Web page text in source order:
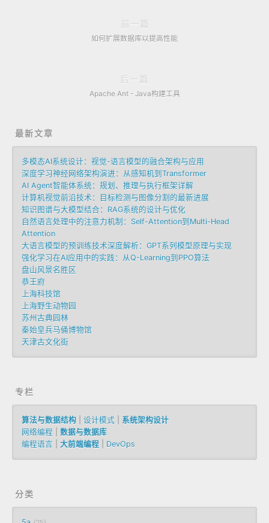
前一篇
如何扩展数据库以提高性能
后一篇
Apache Ant - Java构建工具
最新文章
多模态AI系统设计：视觉-语言模型的融合架构与应用
深度学习神经网络架构演进：从感知机到Transformer
AI Agent智能体系统：规划、推理与执行框架详解
计算机视觉前沿技术：目标检测与图像分割的最新进展
知识图谱与大模型结合：RAG系统的设计与优化
自然语言处理中的注意力机制：Self-Attention到Multi-Head
Attention
大语言模型的预训练技术深度解析：GPT系列模型原理与实现
强化学习在AI应用中的实践：从Q-Learning到PPO算法
盘山风景名胜区
恭王府
上海科技馆
上海野生动物园
苏州古典园林
秦始皇兵马俑博物馆
天津古文化街
专栏
算法与数据结构 设计模式
系统架构设计
网络编程
数据与数据库
编程语言
大前端编程 DevOps
分类